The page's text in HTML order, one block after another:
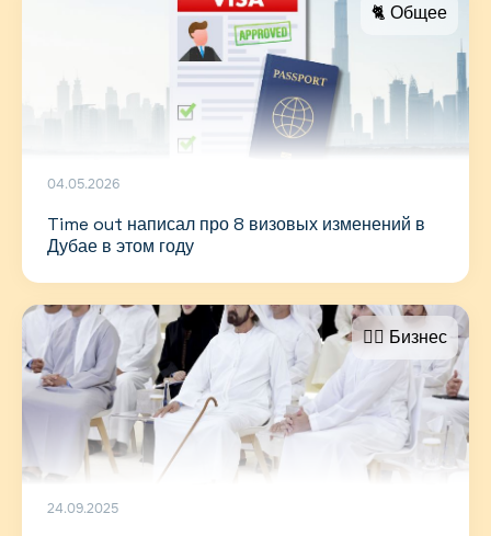
🐈 Общее
04.05.2026
Time out написал про 8 визовых изменений в
Дубае в этом году
🤵‍♂️ Бизнес
24.09.2025